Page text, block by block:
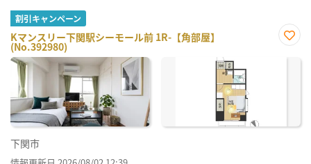
割引キャンペーン
Kマンスリー下関駅シーモール前 1R-【角部屋】
(No.392980)
に入
下関市